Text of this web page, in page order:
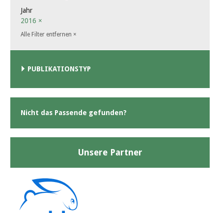
Jahr
2016 ×
Alle Filter entfernen ×
PUBLIKATIONSTYP
Nicht das Passende gefunden?
Unsere Partner